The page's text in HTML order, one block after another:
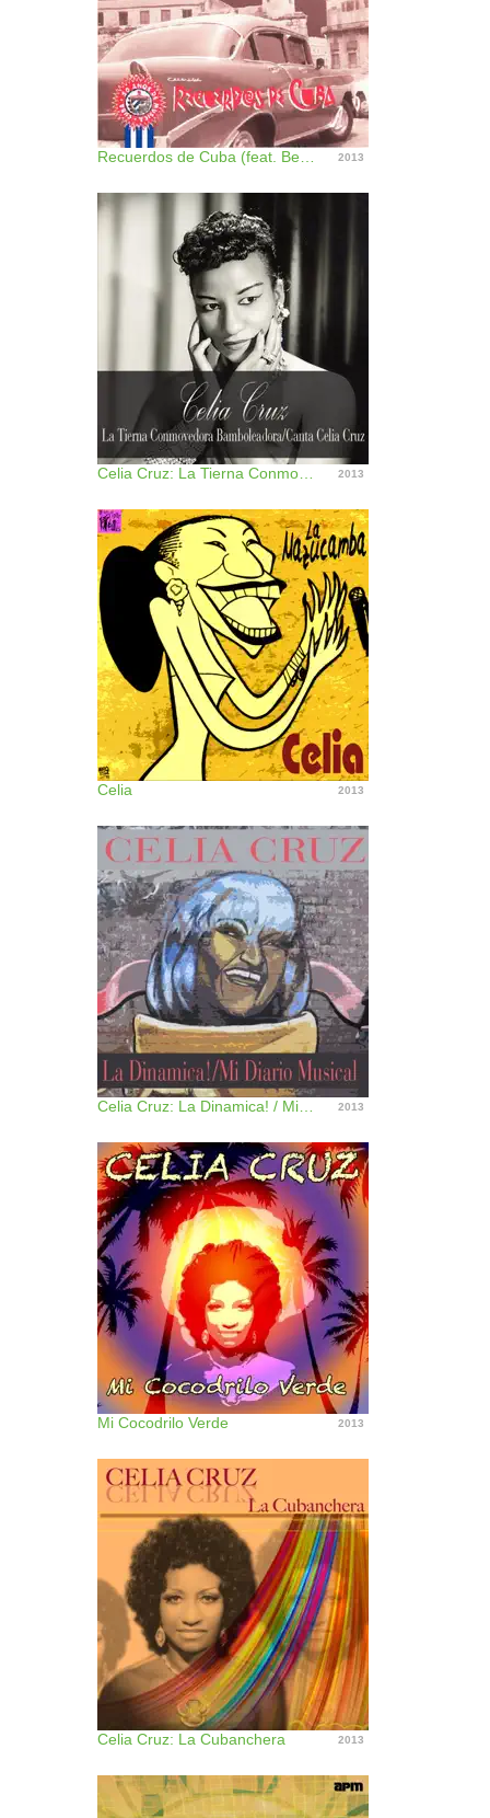
2013
2013
Celia 2013
2013
Mi Cocodrilo Verde 2013
Celia Cruz: La Cubanchera 2013